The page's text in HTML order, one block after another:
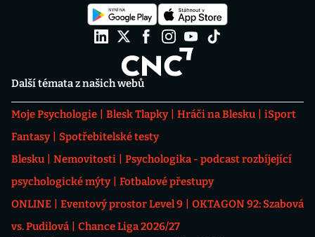
Další témata z našich webů
Moje Psychologie Blesk Tlapky Hráči na Blesku
iSport
Fantasy
Spotřebitelské testy
Blesku
Nemovitosti
Psychologika - podcast rozbíjející
psychologické mýty
Fotbalové přestupy
ONLINE
Eventový prostor Level 9
OKTAGON 92: Szabová
vs. Pudilová
Chance Liga 2026/27